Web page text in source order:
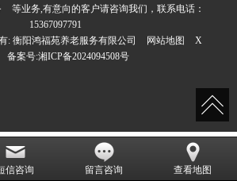
等业务,有意向的客户请咨询我们，联系电话：
15367097791
: 衡阳鸿福苑养老服务有限公司 网站地图
X
备案号:湘ICP备2024094508号
信咨询 留言咨询 查看地图